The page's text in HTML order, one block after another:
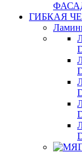
ГИБКАЯ